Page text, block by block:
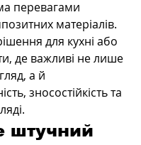
перевагами
матеріалів.
для кухні або
де важливі не лише
а й
зносостійкість та
штучний